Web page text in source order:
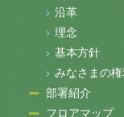
沿革
理念
基本方針
みなさまの
部署紹介
フロアマップ